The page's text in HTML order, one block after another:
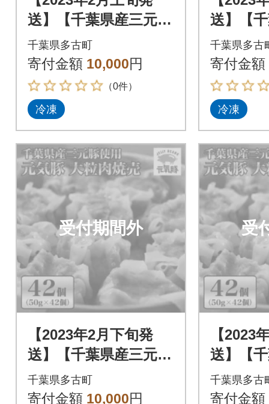
送】【千葉県産三元
豚】元気豚 大粒肉焼
売セット 2.1kg(50g
×42個)
千葉県多古町
寄付金額 10,000円
（0件）
冷凍
送】【
豚】元
売セッ
×42個)
千葉県多古
寄付金額
冷凍
受付期間外
【2023年2月下旬発
送】【千葉県産三元
豚】元気豚 大粒肉焼
売セット 2.1kg(50g
千葉県多古町
寄付金額 10,000円
受
【2023
送】【
豚】元
売セッ
千葉県多古
寄付金額